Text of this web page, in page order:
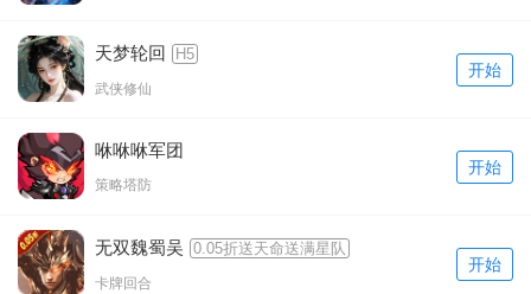
天梦轮回 H5
武侠修仙
开始
咻咻咻军团
策略塔防
开始
无双魏蜀吴 0.05折送天命送满星队
卡牌回合
开始